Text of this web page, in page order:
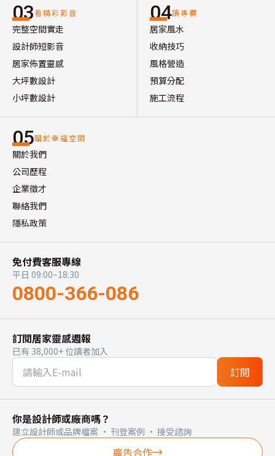
03看精彩影音
完整空間實走
設計師短影音
居家佈置靈感
大坪數設計
小坪數設計
04讀專欄
居家風水
收納技巧
風格營造
預算分配
施工流程
05關於幸福空間
關於我們
公司歷程
企業徵才
聯絡我們
隱私政策
免付費客服專線
平日 09:00~18:30
0800-366-086
訂閱居家靈感週報
已有 38,000+ 位讀者加入
訂閱
你是設計師或廠商嗎？
建立設計師或品牌檔案 · 刊登案例 · 接受諮詢
廣告合作